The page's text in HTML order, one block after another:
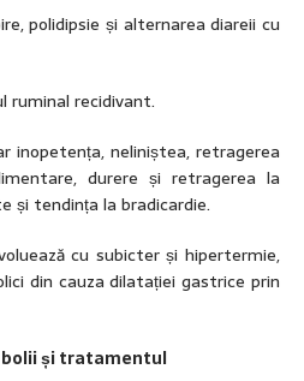
polidipsie și alternarea diareii cu
ruminal recidivant.
inopetența, neliniștea, retragerea
durere și retragerea la
și tendința la bradicardie.
cu subicter și hipertermie,
din cauza dilatației gastrice prin
și tratamentul